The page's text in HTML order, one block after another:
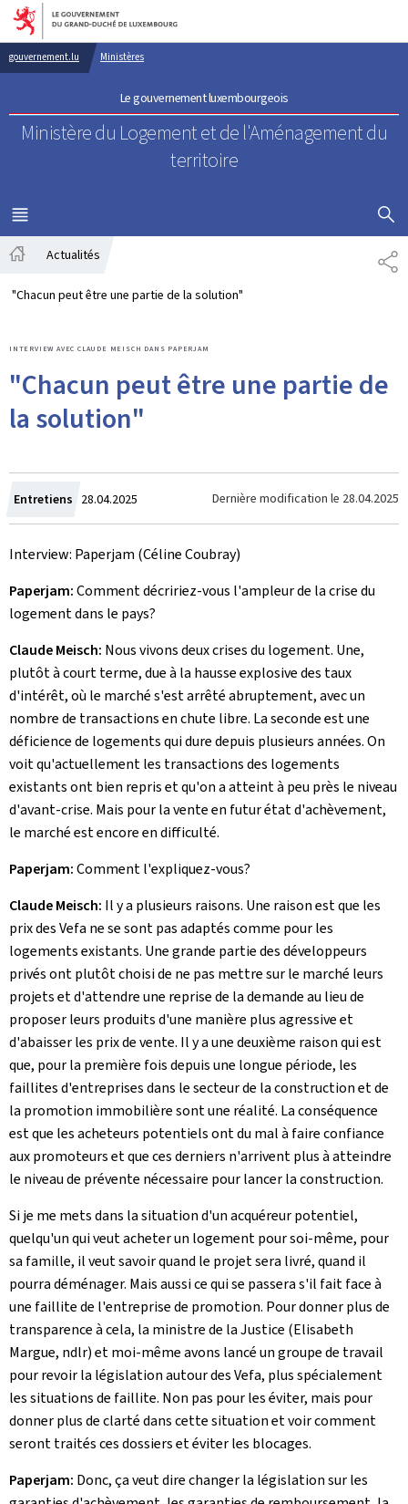
Aller au menu principal
Aller au contenu
gouvernement.lu Ministères
Le gouvernement luxembourgeois
Ministère du Logementet de l'Aménagement du
territoire
MENU
PRINCIPAL
Actualités
"Chacun peut être une partie de la solution"
"Chacun peut être une partie de
la solution"
INTERVIEW AVEC CLAUDE MEISCH DANS PAPERJAM
Entretiens Crée
le
28.04.2025 Dernière modification le 28.04.2025
Interview: Paperjam (Céline Coubray)
Paperjam:Comment décririez-vous l'ampleur de la crise du
logement dans le pays?
Claude Meisch: Nous vivons deux crises du logement. Une,
plutôt à court terme, due à la hausse explosive des taux
d'intérêt, où le marché s'est arrêté abruptement, avec un
nombre de transactions en chute libre. La seconde est une
déficience de logements qui dure depuis plusieurs années. On
voit qu'actuellement les transactions des logements
existants ont bien repris et qu'on a atteint à peu près le niveau
d'avant-crise. Mais pour la vente en futur état d'achèvement,
le marché est encore en difficulté.
Paperjam:Comment l'expliquez-vous?
Claude Meisch: Il y a plusieurs raisons. Une raison est que les
prix des Vefa ne se sont pas adaptés comme pour les
logements existants. Une grande partie des développeurs
privés ont plutôt choisi de ne pas mettre sur le marché leurs
projets et d'attendre une reprise de la demande au lieu de
proposer leurs produits d'une manière plus agressive et
d'abaisser les prix de vente. Il y a une deuxième raison qui est
que, pour la première fois depuis une longue période, les
faillites d'entreprises dans le secteur de la construction et de
la promotion immobilière sont une réalité. La conséquence
est que les acheteurs potentiels ont du mal à faire confiance
aux promoteurs et que ces derniers n'arrivent plus à atteindre
le niveau de prévente nécessaire pour lancer la construction.
Si je me mets dans la situation d'un acquéreur potentiel,
quelqu'un qui veut acheter un logement pour soi-même, pour
sa famille, il veut savoir quand le projet sera livré, quand il
pourra déménager. Mais aussi ce qui se passera s'il fait face à
une faillite de l'entreprise de promotion. Pour donner plus de
transparence à cela, la ministre de la Justice (Elisabeth
Margue, ndlr) et moi-même avons lancé un groupe de travail
pour revoir la législation autour des Vefa, plus spécialement
les situations de faillite. Non pas pour les éviter, mais pour
donner plus de clarté dans cette situation et voir comment
seront traités ces dossiers et éviter les blocages.
Paperjam: Donc, ça veut dire changer la législation sur les